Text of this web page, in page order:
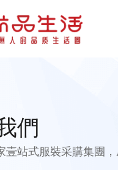
們
壹站式服裝采購集團